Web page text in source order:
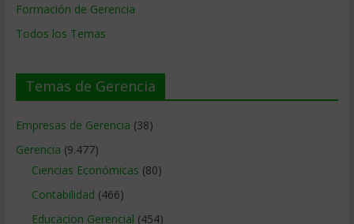
Formación de Gerencia
Todos los Temas
Temas de Gerencia
Empresas de Gerencia (38)
Gerencia (9.477)
Ciencias Económicas (80)
Contabilidad (466)
Educacion Gerencial (454)